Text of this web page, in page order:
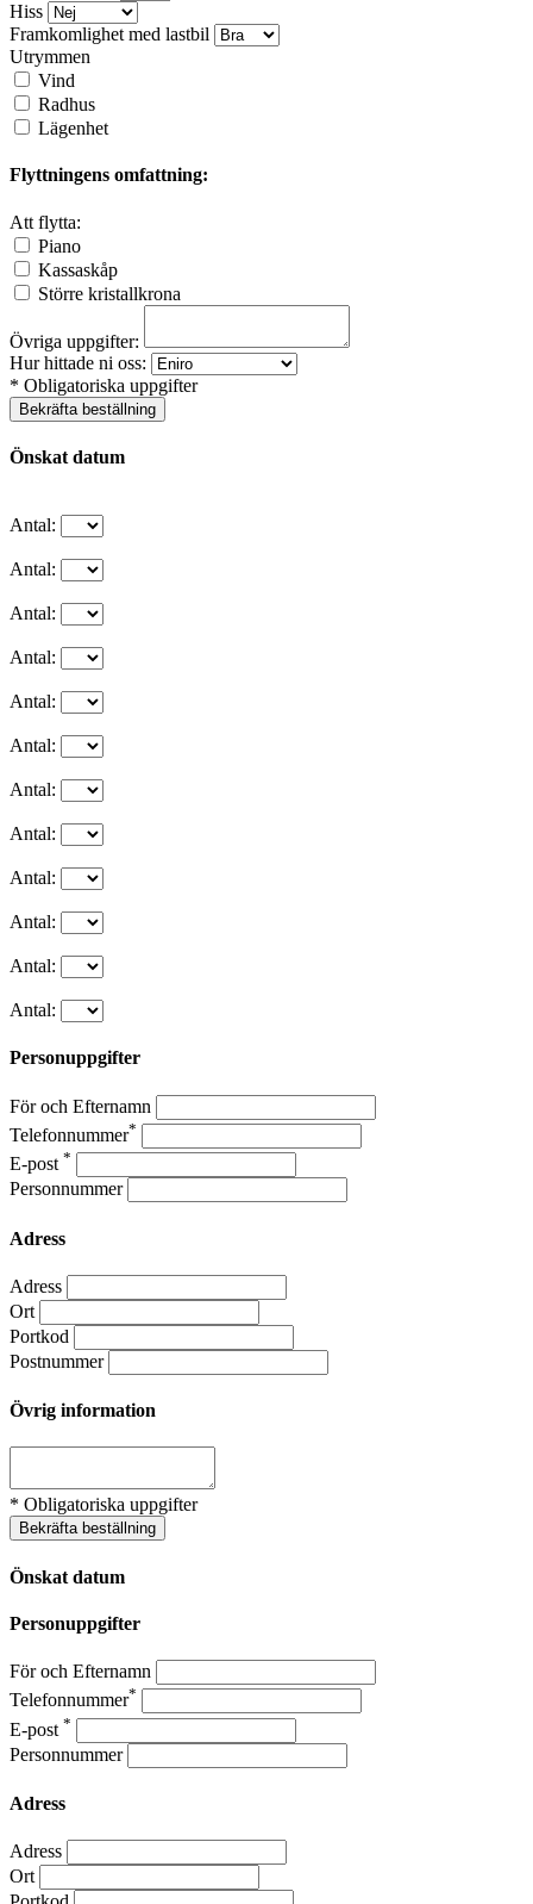
Hiss
Framkomlighet med lastbil
Utrymmen
Vind
Radhus
Lägenhet
Flyttningens omfattning:
Att flytta:
Piano
Kassaskåp
Större kristallkrona
Övriga uppgifter:
Hur hittade ni oss:
* Obligatoriska uppgifter
Bekräfta beställning
Önskat datum
Antal:
Antal:
Antal:
Antal:
Antal:
Antal:
Antal:
Antal:
Antal:
Antal:
Antal:
Antal:
Personuppgifter
För och Efternamn
Telefonnummer*
E-post *
Personnummer
Adress
Adress
Ort
Portkod
Postnummer
Övrig information
* Obligatoriska uppgifter
Bekräfta beställning
Önskat datum
Personuppgifter
För och Efternamn
Telefonnummer*
E-post *
Personnummer
Adress
Adress
Ort